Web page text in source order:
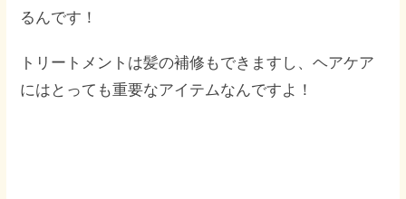
るんです！
トリートメントは髪の補修もできますし、ヘアケア
にはとっても重要なアイテムなんですよ！